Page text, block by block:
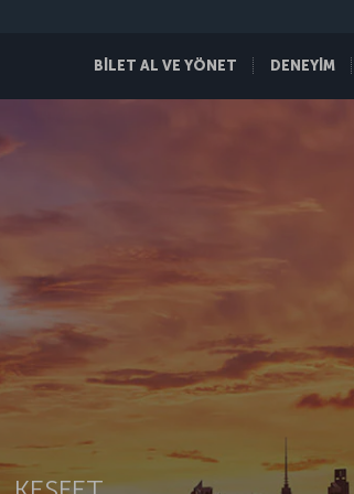
BİLET AL VE YÖNET DENEYİM